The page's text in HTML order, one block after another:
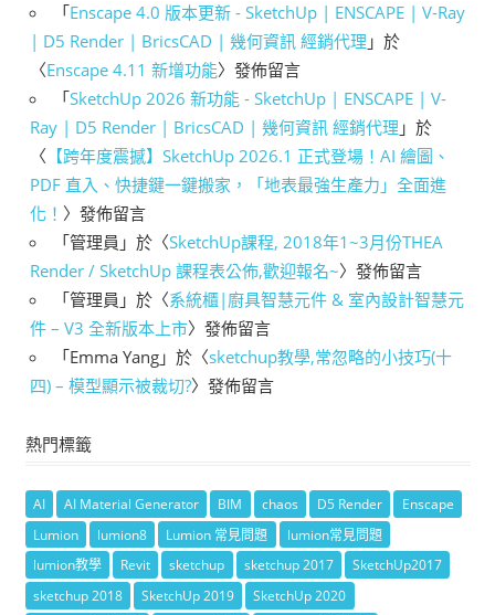
「Enscape 4.0 版本更新 - SketchUp | ENSCAPE | V-Ray
| D5 Render | BricsCAD | 幾何資訊 經銷代理 」於
〈Enscape 4.11 新增功能〉發佈留言
「SketchUp 2026 新功能 - SketchUp | ENSCAPE | V-
Ray | D5 Render | BricsCAD | 幾何資訊 經銷代理 」於
〈 【跨年度震撼】SketchUp 2026.1 正式登場！AI 繪圖、
PDF 直入、快捷鍵一鍵搬家，「地表最強生產力」全面進
化！ 〉發佈留言
「管理員 」於〈SketchUp課程, 2018年1~3月份THEA
Render / SketchUp 課程表公佈,歡迎報名~〉發佈留言
「管理員 」於〈系統櫃|廚具智慧元件 & 室內設計智慧元
件 – V3 全新版本上市〉發佈留言
「Emma Yang 」於〈sketchup教學,常忽略的小技巧(十
四) – 模型顯示被裁切?〉發佈留言
熱門標籤
AI AI Material Generator BIM chaos D5 Render
Enscape
Lumion
lumion8 Lumion 常見問題
lumion常見問題
lumion教學
Revit sketchup sketchup 2017
SketchUp2017
sketchup 2018
SketchUp 2019
SketchUp 2020